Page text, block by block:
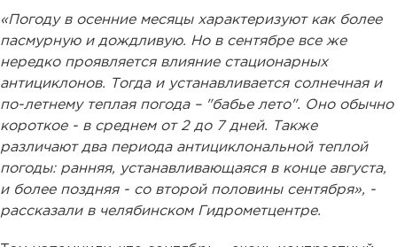
«Погоду в осенние месяцы характеризуют как более
пасмурную и дождливую. Но в сентябре все же
нередко проявляется влияние стационарных
антициклонов. Тогда и устанавливается солнечная и
по-летнему теплая погода – "бабье лето". Оно обычно
короткое - в среднем от 2 до 7 дней. Также
различают два периода антициклональной теплой
погоды: ранняя, устанавливающаяся в конце августа,
и более поздняя - со второй половины сентября», -
рассказали в челябинском Гидрометцентре.